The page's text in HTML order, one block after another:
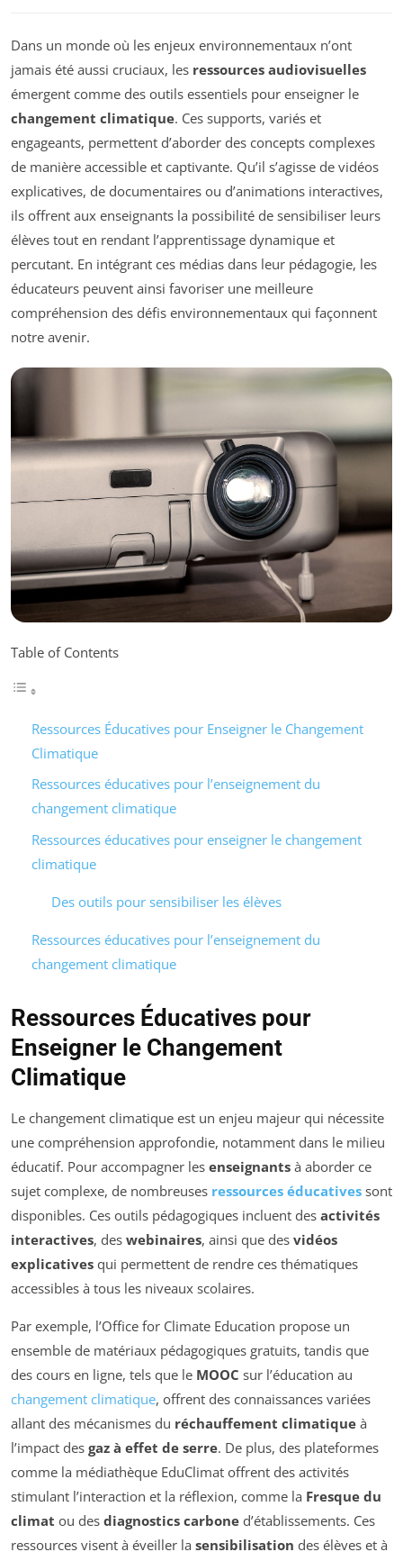
Dans un monde où les enjeux environnementaux n’ont
jamais été aussi cruciaux, les ressources audiovisuelles
émergent comme des outils essentiels pour enseigner le
changement climatique. Ces supports, variés et
engageants, permettent d’aborder des concepts complexes
de manière accessible et captivante. Qu’il s’agisse de vidéos
explicatives, de documentaires ou d’animations interactives,
ils offrent aux enseignants la possibilité de sensibiliser leurs
élèves tout en rendant l’apprentissage dynamique et
percutant. En intégrant ces médias dans leur pédagogie, les
éducateurs peuvent ainsi favoriser une meilleure
compréhension des défis environnementaux qui façonnent
notre avenir.
Table of Contents
Ressources Éducatives pour Enseigner le Changement
Climatique
Ressources éducatives pour l’enseignement du
changement climatique
Ressources éducatives pour enseigner le changement
climatique
Des outils pour sensibiliser les élèves
Ressources éducatives pour l’enseignement du
changement climatique
Ressources Éducatives pour
Enseigner le Changement
Climatique
Le changement climatique est un enjeu majeur qui nécessite
une compréhension approfondie, notamment dans le milieu
éducatif. Pour accompagner les enseignants à aborder ce
sujet complexe, de nombreuses ressources éducatives sont
disponibles. Ces outils pédagogiques incluent des activités
interactives, des webinaires, ainsi que des vidéos
explicatives qui permettent de rendre ces thématiques
accessibles à tous les niveaux scolaires.
Par exemple, l’Office for Climate Education propose un
ensemble de matériaux pédagogiques gratuits, tandis que
des cours en ligne, tels que le MOOC sur l’éducation au
changement climatique, offrent des connaissances variées
allant des mécanismes du réchauffement climatique à
l’impact des gaz à effet de serre. De plus, des plateformes
comme la médiathèque EduClimat offrent des activités
stimulant l’interaction et la réflexion, comme la Fresque du
climat ou des diagnostics carbone d’établissements. Ces
ressources visent à éveiller la sensibilisation des élèves et à